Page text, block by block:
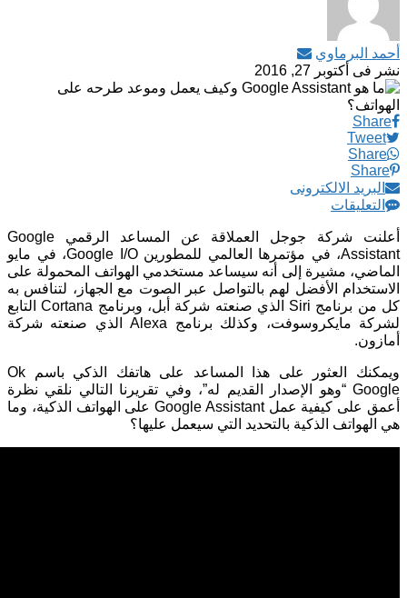
أحمد البرماوي
نشر فى أكتوبر 27, 2016
Share
Tweet
Share
Share
البريد الالكترونى
التعليقات
أعلنت شركة جوجل العملاقة عن المساعد الرقمي Google
Assistant، في مؤتمرها العالمي للمطورين Google I/O، في مايو
الماضي، مشيرة إلى أنه سيساعد مستخدمي الهواتف المحمولة على
الاستخدام الأفضل لهم بالتواصل عبر الصوت مع الجهاز، لتنافس به
كل من برنامج Siri الذي صنعته شركة أبل، وبرنامج Cortana التابع
لشركة مايكروسوفت، وكذلك برنامج Alexa الذي صنعته شركة
أمازون.
ويمكنك العثور على هذا المساعد على هاتفك الذكي باسم Ok
Google “وهو الإصدار القديم له”، وفي تقريرنا التالي نلقي نظرة
أعمق على كيفية عمل Google Assistant على الهواتف الذكية، وما
هي الهواتف الذكية بالتحديد التي سيعمل عليها؟